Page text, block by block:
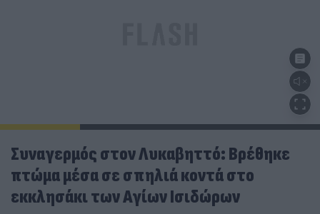
Συναγερμός στον Λυκαβηττό: Βρέθηκε
πτώμα μέσα σε σπηλιά κοντά στο
εκκλησάκι των Αγίων Ισιδώρων